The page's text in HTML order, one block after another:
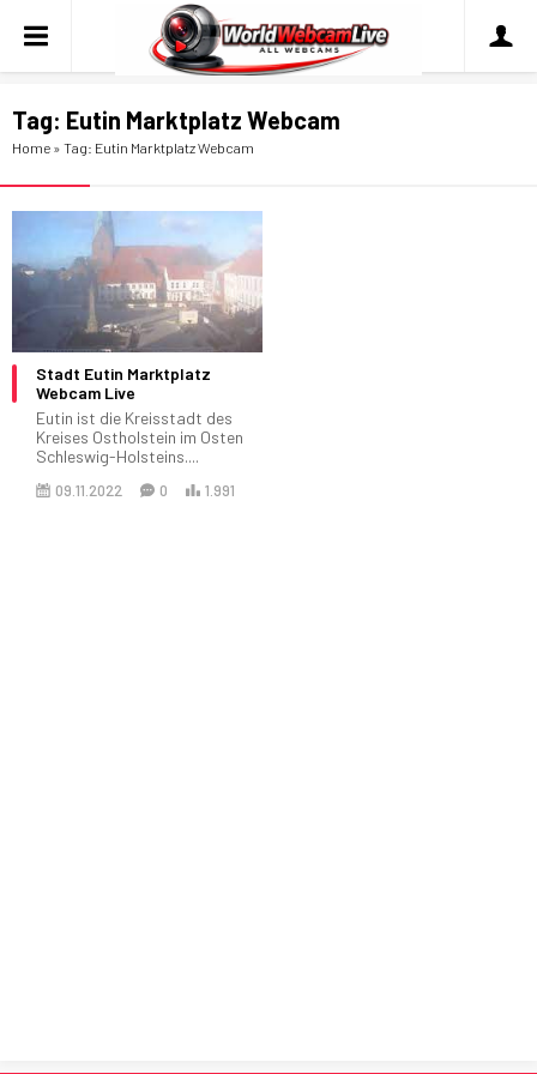
Tag: Eutin Marktplatz Webcam
Home » Tag: Eutin Marktplatz Webcam
Stadt Eutin Marktplatz
Webcam Live
Eutin ist die Kreisstadt des
Kreises Ostholstein im Osten
Schleswig-Holsteins....
09.11.2022 0 1.991